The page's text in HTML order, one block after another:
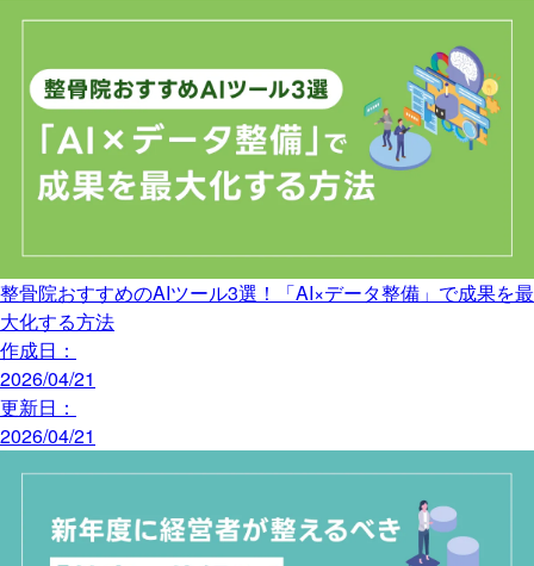
整骨院おすすめのAIツール3選！「AI×データ整備」で成果を最
大化する方法
作成日：
2026/04/21
更新日：
2026/04/21